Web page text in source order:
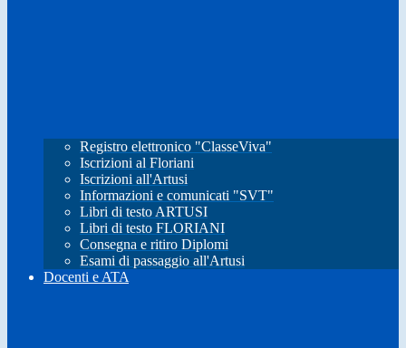
Registro elettronico "ClasseViva"
Iscrizioni al Floriani
Iscrizioni all'Artusi
Informazioni e comunicati "SVT"
Libri di testo ARTUSI
Libri di testo FLORIANI
Consegna e ritiro Diplomi
Esami di passaggio all'Artusi
Docenti e ATA